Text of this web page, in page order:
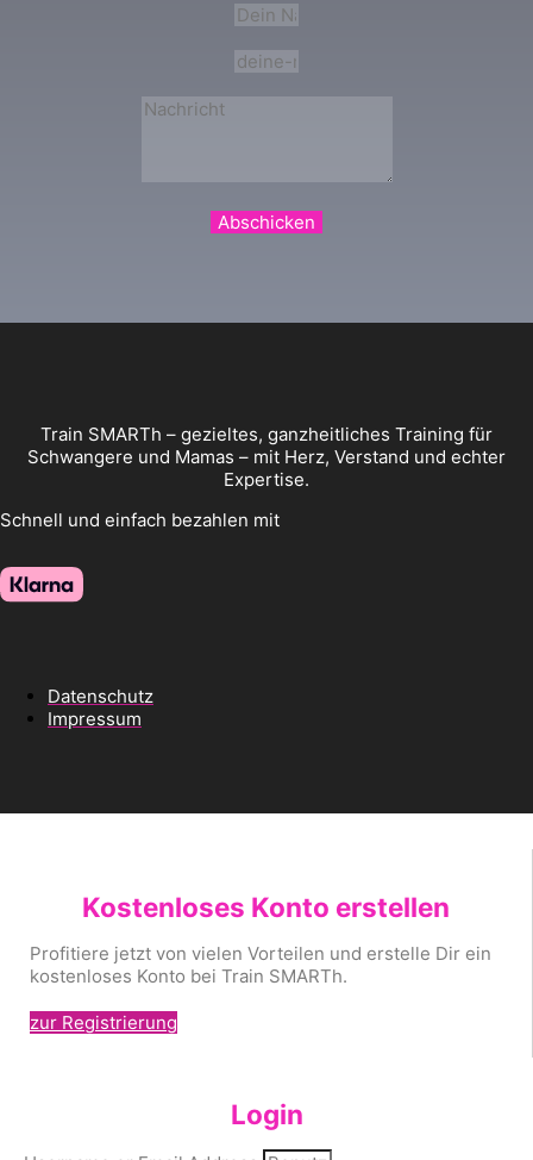
Abschicken
Train SMARTh – gezieltes, ganzheitliches Training für
Schwangere und Mamas – mit Herz, Verstand und echter
Expertise.
Schnell und einfach bezahlen mit
Datenschutz
Impressum
Kostenloses Konto erstellen
Profitiere jetzt von vielen Vorteilen und erstelle Dir ein
kostenloses Konto bei Train SMARTh.
zur Registrierung
Login